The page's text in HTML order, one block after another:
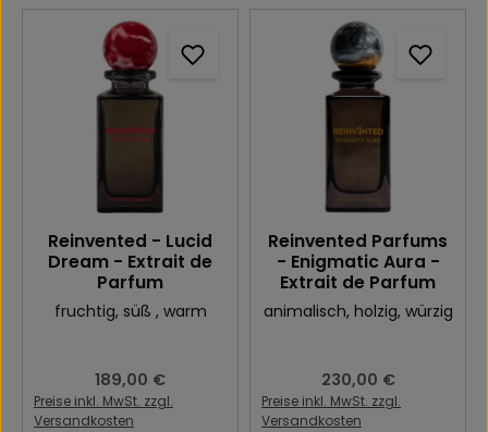
Reinvented - Lucid
Dream - Extrait de
Parfum
fruchtig, süß , warm
Regulärer Preis:
189,00 €
Preise inkl. MwSt. zzgl.
Versandkosten
Reinvented Parfums
- Enigmatic Aura -
Extrait de Parfum
animalisch, holzig, würzig
Regulärer Preis:
230,00 €
Preise inkl. MwSt. zzgl.
Versandkosten